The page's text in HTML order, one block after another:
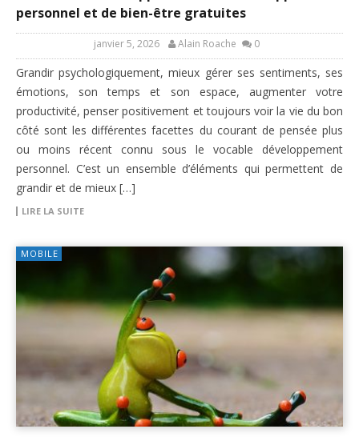
personnel et de bien-être gratuites
janvier 5, 2026 Alain Roache 0
Grandir psychologiquement, mieux gérer ses sentiments, ses
émotions, son temps et son espace, augmenter votre
productivité, penser positivement et toujours voir la vie du bon
côté sont les différentes facettes du courant de pensée plus
ou moins récent connu sous le vocable développement
personnel. C’est un ensemble d’éléments qui permettent de
grandir et de mieux […]
LIRE LA SUITE
MOBILE